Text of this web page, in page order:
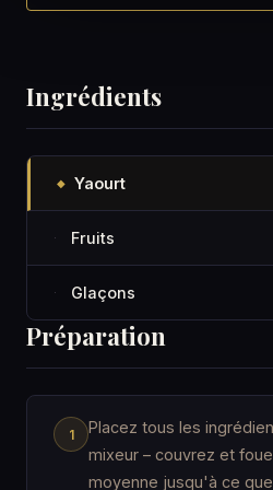
Ingrédients
◆ Yaourt
· Fruits
· Glaçons
Préparation
Placez tous les
mixeur – couvrez et
moyenne jusqu'à ce